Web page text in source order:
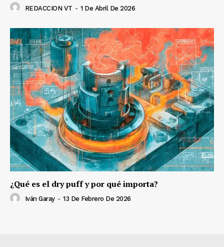
REDACCION VT - 1 De Abril De 2026
¿Qué es el dry puff y por qué importa?
Iván Garay - 13 De Febrero De 2026